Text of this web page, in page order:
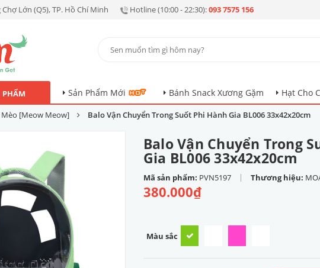
Lớn (Q5), TP. Hồ Chí Minh Hotline (10:00 - 22:30):093 7575 156
Sản Phẩm Mới Bánh Snack Xương Gặm Hạt Cho
Mèo [Meow Meow] Balo Vận Chuyển Trong Suốt Phi Hành Gia BL006 33x42x20cm
Balo Vận Chuyển Trong
Gia BL006 33x42x20cm
Mã sản phẩm: PVN5197 | Thương hiệu:
380.000₫
Màu sắc